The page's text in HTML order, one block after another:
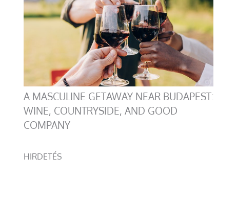
A MASCULINE GETAWAY NEAR BUDAPEST:
WINE, COUNTRYSIDE, AND GOOD
COMPANY
HIRDETÉS